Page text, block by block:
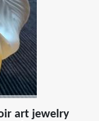
art jewelry